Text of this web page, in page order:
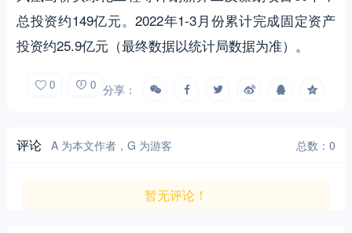
总投资约149亿元。2022年1-3月份累计完成固定资产
投资约25.9亿元（最终数据以统计局数据为准）。
0 0 分享：
评论 A 为本文作者，G 为游客 总数：0
暂无评论！